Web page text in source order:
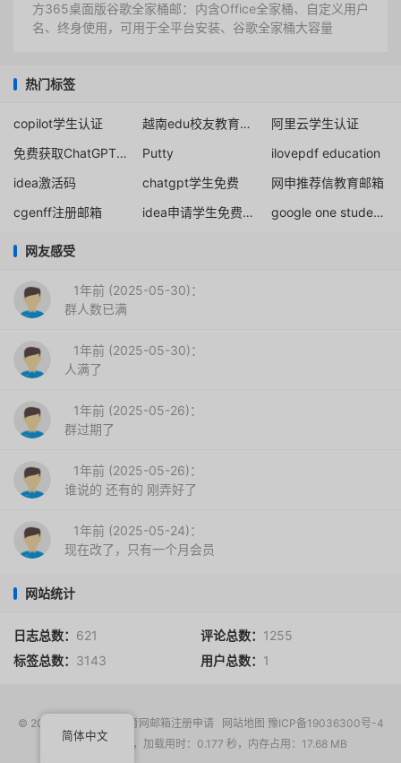
方365桌面版谷歌全家桶邮：内含Office全家桶、自定义用户
名、终身使用，可用于全平台安装、谷歌全家桶大容量
热门标签
copilot学生认证 越南edu校友教育邮箱
阿里云学生认证
免费获取ChatGPT Plus Student两个月
Putty
ilovepdf education
idea激活码
chatgpt学生免费
网申推荐信教育邮箱
cgenff注册邮箱
idea申请学生免费1年 google one student discount
网友感受
1年前 (2025-05-30)：
群人数已满
1年前 (2025-05-30)：
人满了
1年前 (2025-05-26)：
群过期了
1年前 (2025-05-26)：
谁说的 还有的 刚弄好了
1年前 (2025-05-24)：
现在改了，只有一个月会员
网站统计
日志总数： 621 评论总数： 1255
标签总数： 3143 用户总数： 1
© 2017-2026 EDU教育网邮箱注册申请 网站地图 豫ICP备19036300号-4
请求次数：16 次，加载用时：0.177 秒，内存占用：17.68 MB
简体中文